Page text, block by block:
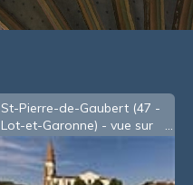
St-Pierre-de-Gaubert (47 -
Lot-et-Garonne) - vue sur
la Garonne